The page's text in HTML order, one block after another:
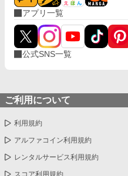
アプリ一覧
公式SNS一覧
ご利用について
利用規約
アルファコイン利用規約
レンタルサービス利用規約
スコア利用規約